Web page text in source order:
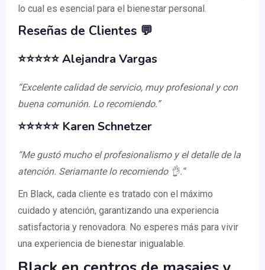
lo cual es esencial para el bienestar personal.
Reseñas de Clientes 💬
⭐⭐⭐⭐⭐ Alejandra Vargas
“Excelente calidad de servicio, muy profesional y con
buena comunión. Lo recomiendo.”
⭐⭐⭐⭐⭐ Karen Schnetzer
“Me gustó mucho el profesionalismo y el detalle de la
atención. Seriamante lo recomiendo 👌.”
En Black, cada cliente es tratado con el máximo
cuidado y atención, garantizando una experiencia
satisfactoria y renovadora. No esperes más para vivir
una experiencia de bienestar inigualable.